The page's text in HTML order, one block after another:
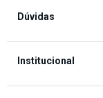
Dúvidas
Institucional